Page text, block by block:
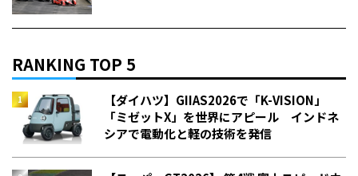
RANKING TOP 5
【ダイハツ】GIIAS2026で「K-VISION」
「ミゼットX」を世界にアピール インドネ
シアで電動化と軽の技術を発信